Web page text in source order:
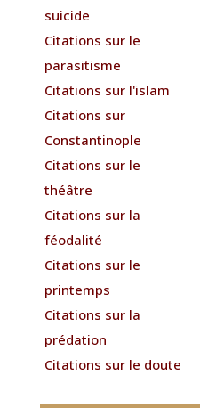
suicide
Citations sur le
parasitisme
Citations sur l'islam
Citations sur
Constantinople
Citations sur le
théâtre
Citations sur la
féodalité
Citations sur le
printemps
Citations sur la
prédation
Citations sur le doute